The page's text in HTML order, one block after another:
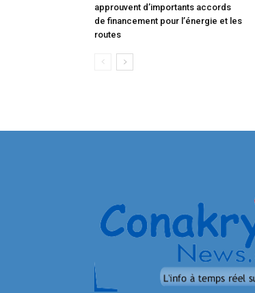
approuvent d’importants accords
de financement pour l’énergie et les
routes